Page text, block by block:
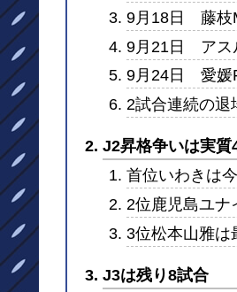
9月18日 藤枝
9月21日 アス
9月24日 愛媛
2試合連続の退
J2昇格争いは実質
首位いわきは
2位鹿児島ユナ
3位松本山雅は
J3は残り8試合